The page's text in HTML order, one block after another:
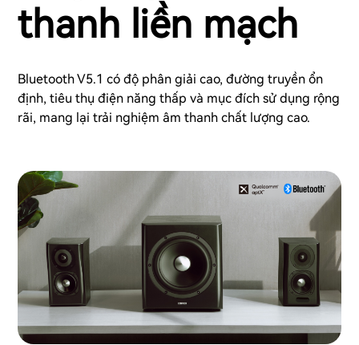
thanh liền mạch
Bluetooth V5.1 có độ phân giải cao, đường truyền ổn
định, tiêu thụ điện năng thấp và mục đích sử dụng rộng
rãi, mang lại trải nghiệm âm thanh chất lượng cao.